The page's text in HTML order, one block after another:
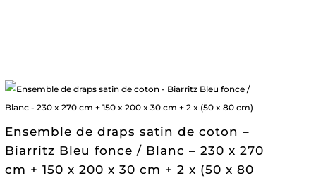
Ensemble de draps satin de coton –
Biarritz Bleu fonce / Blanc – 230 x 270
cm + 150 x 200 x 30 cm + 2 x (50 x 80